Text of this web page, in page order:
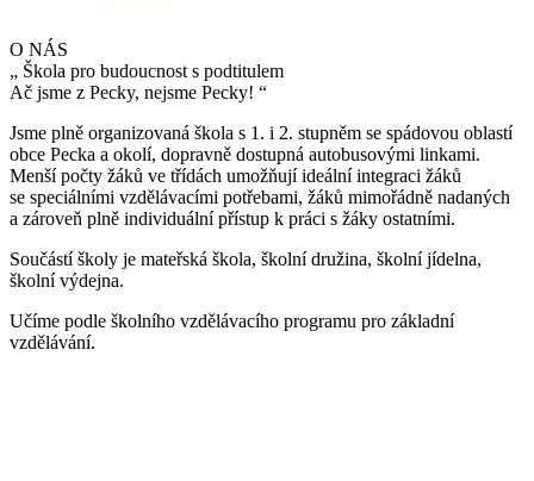
O NÁS
„ Škola pro budoucnost s podtitulem
Ač jsme z Pecky, nejsme Pecky! “
Jsme plně organizovaná škola s 1. i 2. stupněm se spádovou oblastí
obce Pecka a okolí, dopravně dostupná autobusovými linkami.
Menší počty žáků ve třídách umožňují ideální integraci žáků
se speciálními vzdělávacími potřebami, žáků mimořádně nadaných
a zároveň plně individuální přístup k práci s žáky ostatními.
Součástí školy je mateřská škola, školní družina, školní jídelna,
školní výdejna.
Učíme podle školního vzdělávacího programu pro základní
vzdělávání.